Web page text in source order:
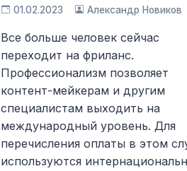
01.02.2023 Александр Новиков
Все больше человек сейчас
переходит на фриланс.
Профессионализм позволяет
контент-мейкерам и другим
специалистам выходить на
международный уровень. Для
перечисления оплаты в этом
используются